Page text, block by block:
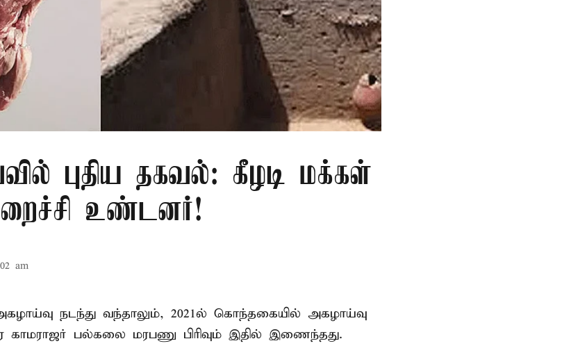
புதிய தகவல்: கீழடி மக்கள்
உண்டனர்!
am
நடந்து வந்தாலும், 2021ல் கொந்தகையில் அகழாய்வு
காமராஜர் பல்கலை மரபணு பிரிவும் இதில் இணைந்தது.